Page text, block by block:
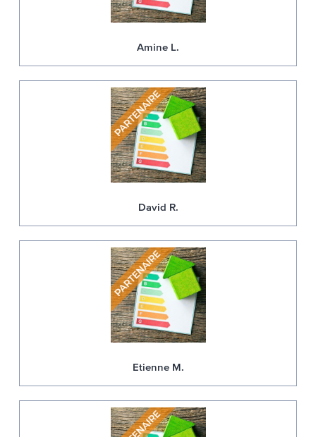
Amine L.
David R.
Etienne M.